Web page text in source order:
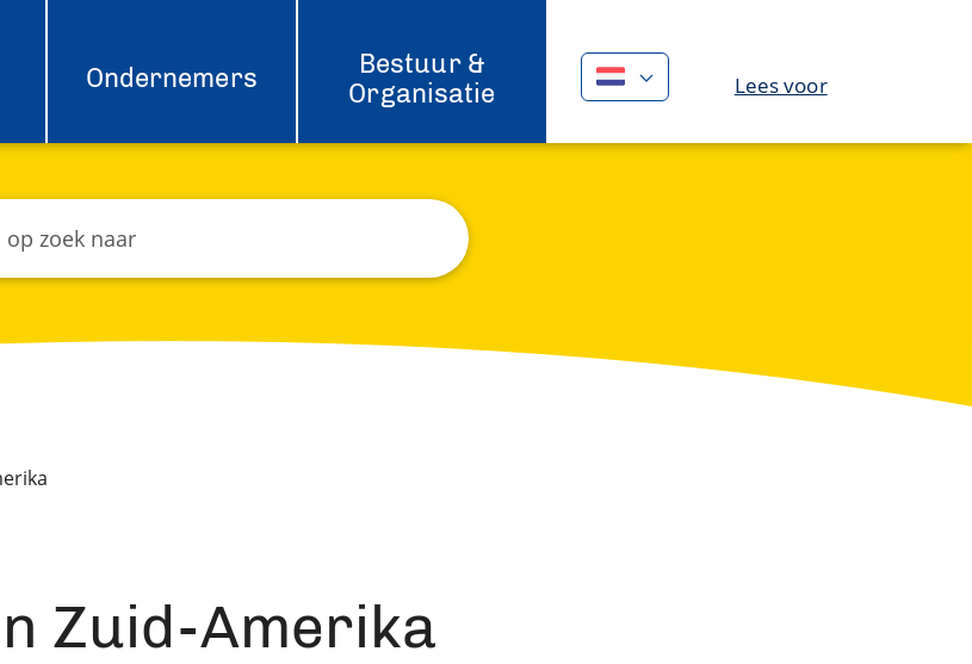
Ondernemers
Bestuur &
Organisatie
Lees voor
Zuid-Amerika